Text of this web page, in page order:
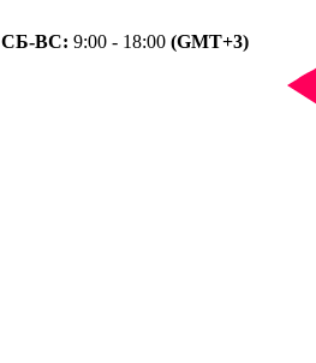
СБ-ВС: 9:00 - 18:00 (GMT+3)